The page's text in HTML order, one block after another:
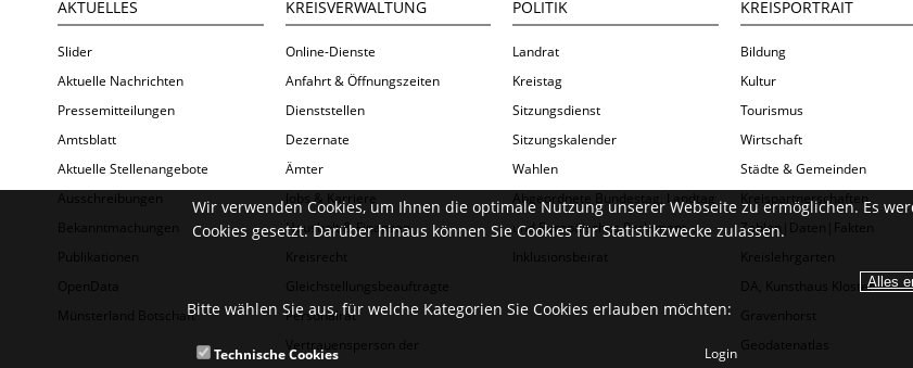
AKTUELLES
Slider
Aktuelle Nachrichten
Pressemitteilungen
Amtsblatt
Aktuelle Stellenangebote
Ausschreibungen
Bekanntmachungen
Publikationen
OpenData
Münsterland Botschaft
KREISVERWALTUNG
Online-Dienste
Anfahrt & Öffnungszeiten
Dienststellen
Dezernate
Ämter
Jobs & Karriere
Haushalt & Finanzen
Kreisrecht
Gleichstellungsbeauftragte
Personalrat
Vertrauensperson der
POLITIK
Landrat
Kreistag
Sitzungsdienst
Sitzungskalender
Wahlen
Abgeordnete Bundestag, Landtag
und Europäisches Parlament
Inklusionsbeirat
KREISPORTRAIT
Bildung
Kultur
Tourismus
Wirtschaft
Städte & Gemeinden
Kreispartnerschaften
Zahlen|Daten|Fakten
Kreislehrgarten
DA, Kunsthaus Kloster
Gravenhorst
Geodatenatlas
Wir verwenden Cookies, um Ihnen die optimale Nutzung unserer Webseite zu ermöglichen. Es
Cookies gesetzt. Darüber hinaus können Sie Cookies für Statistikzwecke zulassen.
Bitte wählen Sie aus, für welche Kategorien Sie Cookies erlauben möchten:
Technische Cookies Login